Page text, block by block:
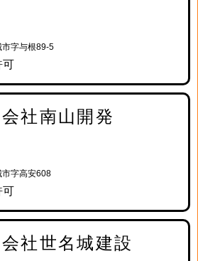
字与根89-5
可
社南山開発
字高安608
可
社世名城建設